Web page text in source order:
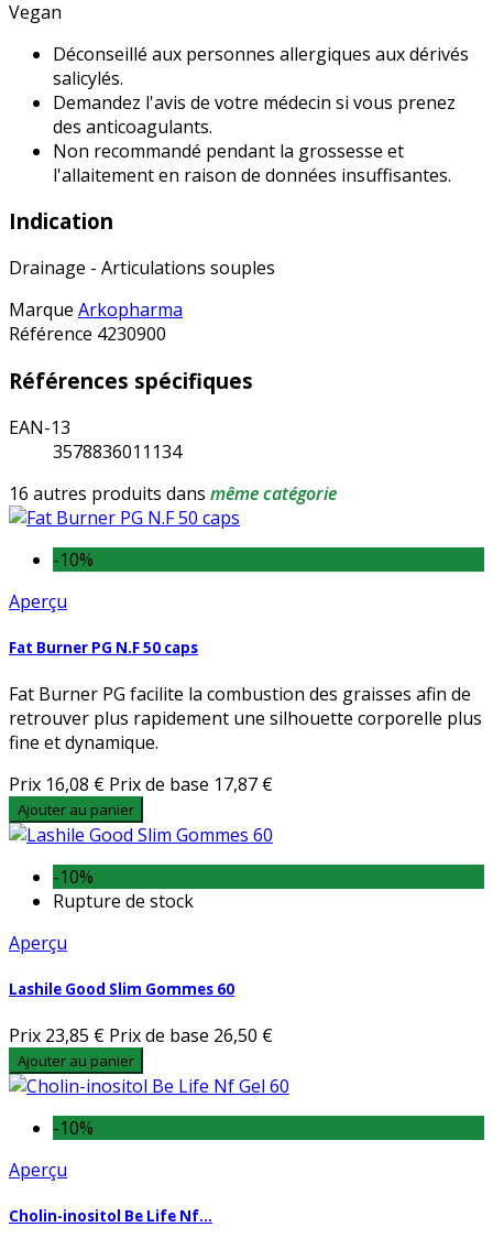
Vegan
Déconseillé aux personnes allergiques aux dérivés
salicylés.
Demandez l'avis de votre médecin si vous prenez
des anticoagulants.
Non recommandé pendant la grossesse et
l'allaitement en raison de données insuffisantes.
Indication
Drainage - Articulations souples
Marque Arkopharma
Référence 4230900
Références spécifiques
EAN-13
3578836011134
16 autres produits dans même catégorie
-10%
Aperçu
Fat Burner PG N.F 50 caps
Fat Burner PG facilite la combustion des graisses afin de
retrouver plus rapidement une silhouette corporelle plus
fine et dynamique.
Prix 16,08 € Prix de base 17,87 €
Ajouter au panier
-10%
Rupture de stock
Aperçu
Lashile Good Slim Gommes 60
Prix 23,85 € Prix de base 26,50 €
Ajouter au panier
-10%
Aperçu
Cholin-inositol Be Life Nf...